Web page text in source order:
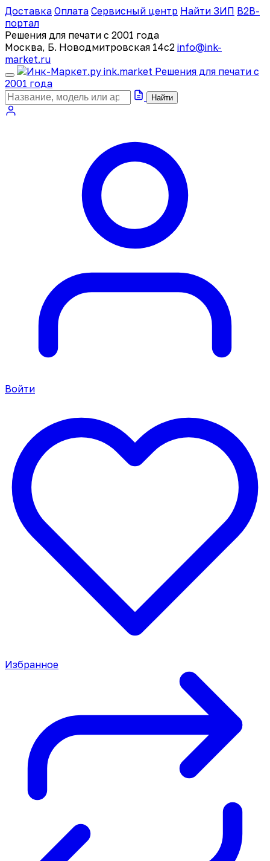
Доставка Оплата Сервисный центр Найти ЗИП B2B-
портал
Решения для печати с 2001 года
Москва, Б. Новодмитровская 14с2 info@ink-
market.ru
ink.market Решения для печати с
2001 года
Найти
Войти
Избранное